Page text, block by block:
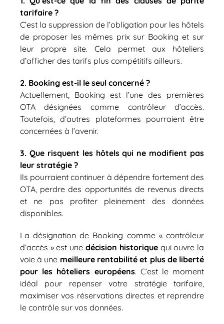
tarifaire ?
C’est la suppression de l’obligation pour les hôtels
de proposer les mêmes prix sur Booking et sur
leur propre site. Cela permet aux hôteliers
d’afficher des tarifs plus compétitifs ailleurs.
2. Booking est-il le seul concerné ?
Actuellement, Booking est l’une des premières
OTA désignées comme contrôleur d’accès.
Toutefois, d’autres plateformes pourraient être
concernées à l’avenir.
3. Que risquent les hôtels qui ne modifient pas
leur stratégie ?
Ils pourraient continuer à dépendre fortement des
OTA, perdre des opportunités de revenus directs
et ne pas profiter pleinement des données
disponibles.
La désignation de Booking comme « contrôleur
d’accès » est une décision historiquequi ouvre la
voie à une meilleure rentabilité et plus de liberté
pour les hôteliers européens. C’est le moment
idéal pour repenser votre stratégie tarifaire,
maximiser vos réservations directes et reprendre
le contrôle sur vos données.